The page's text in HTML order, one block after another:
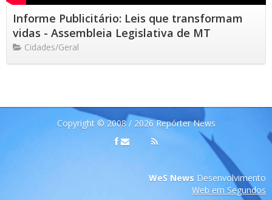
Informe Publicitário: Leis que transformam
vidas - Assembleia Legislativa de MT
Cidades/Geral
Copyright © 2008 / 2026 Repórter News
WeS News Desenvolvimento
Web em Segundos